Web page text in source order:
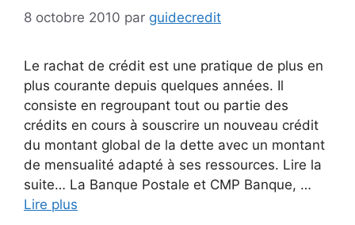
8 octobre 2010 par guidecredit
Le rachat de crédit est une pratique de plus en
plus courante depuis quelques années. Il
consiste en regroupant tout ou partie des
crédits en cours à souscrire un nouveau crédit
du montant global de la dette avec un montant
de mensualité adapté à ses ressources. Lire la
suite… La Banque Postale et CMP Banque, …
Lire plus